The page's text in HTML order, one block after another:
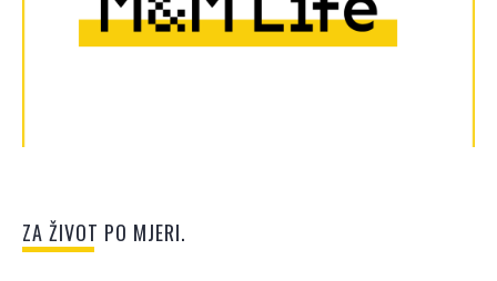
ZA ŽIVOT PO MJERI.